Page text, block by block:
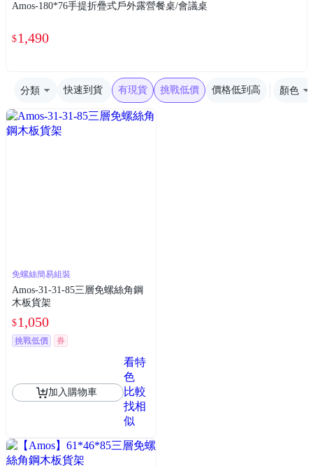
Amos-180*76手提折疊式戶外露營餐桌/會議桌
$1,490
分類 快速到貨 有現貨 挑戰低價 價格低到高 顏色
免螺絲簡易組裝
Amos-31-31-85三層免螺絲角鋼
木板貨架
$1,050
挑戰低價 券
加入購物車
看特
色
比較
找相
似